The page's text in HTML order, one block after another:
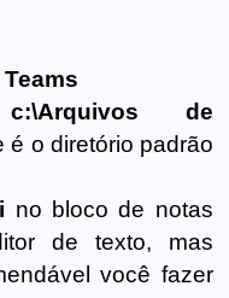
c:\Arquivos de
é o diretório padrão
no bloco de notas
de texto, mas
você fazer